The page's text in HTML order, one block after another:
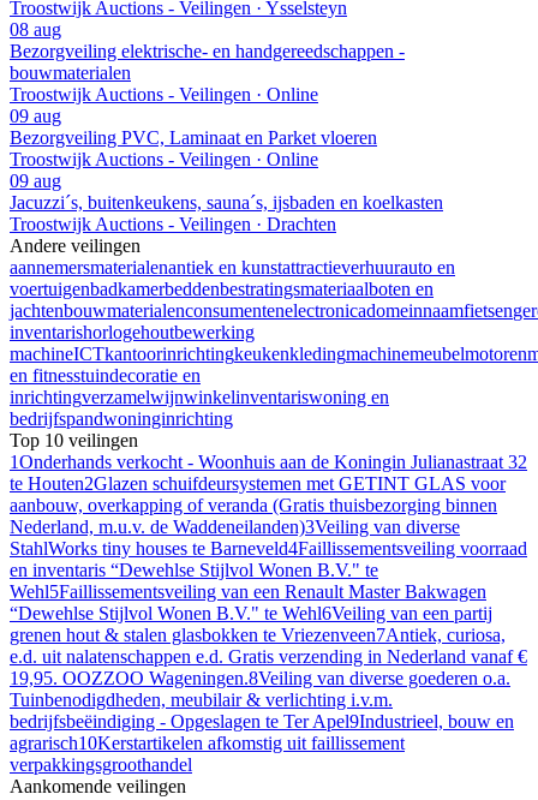
Troostwijk Auctions - Veilingen · Ysselsteyn
08 aug
Bezorgveiling elektrische- en handgereedschappen -
bouwmaterialen
Troostwijk Auctions - Veilingen · Online
09 aug
Bezorgveiling PVC, Laminaat en Parket vloeren
Troostwijk Auctions - Veilingen · Online
09 aug
Jacuzzi´s, buitenkeukens, sauna´s, ijsbaden en koelkasten
Troostwijk Auctions - Veilingen · Drachten
Andere veilingen
aannemersmaterialenantiek en kunstattractieverhuurauto en
voertuigenbadkamerbeddenbestratingsmateriaalboten en
jachtenbouwmaterialenconsumentenelectronicadomeinnaamfietsen
inventarishorlogehoutbewerking
machineICTkantoorinrichtingkeukenkledingmachinemeubelmotoren
en fitnesstuindecoratie en
inrichtingverzamelwijnwinkelinventariswoning en
bedrijfspandwoninginrichting
Top 10 veilingen
1Onderhands verkocht - Woonhuis aan de Koningin Julianastraat 32
te Houten2Glazen schuifdeursystemen met GETINT GLAS voor
aanbouw, overkapping of veranda (Gratis thuisbezorging binnen
Nederland, m.u.v. de Waddeneilanden)3Veiling van diverse
StahlWorks tiny houses te Barneveld4Faillissementsveiling voorraad
en inventaris “Dewehlse Stijlvol Wonen B.V." te
Wehl5Faillissementsveiling van een Renault Master Bakwagen
“Dewehlse Stijlvol Wonen B.V." te Wehl6Veiling van een partij
grenen hout & stalen glasbokken te Vriezenveen7Antiek, curiosa,
e.d. uit nalatenschappen e.d. Gratis verzending in Nederland vanaf €
19,95. OOZZOO Wageningen.8Veiling van diverse goederen o.a.
Tuinbenodigdheden, meubilair & verlichting i.v.m.
bedrijfsbeëindiging - Opgeslagen te Ter Apel9Industrieel, bouw en
agrarisch10Kerstartikelen afkomstig uit faillissement
verpakkingsgroothandel
Aankomende veilingen